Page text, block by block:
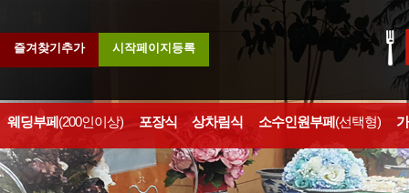
즐겨찾기추가 시작페이지등록
웨딩부페(200인이상) 포장식 상차림식 소수인원부페(선택형)